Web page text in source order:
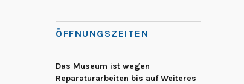
ÖFFNUNGSZEITEN
Das Museum ist wegen
Reparaturarbeiten bis auf Weiteres